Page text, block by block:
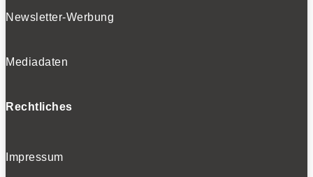
Newsletter-Werbung
Mediadaten
Rechtliches
Impressum